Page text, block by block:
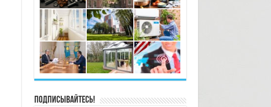
Подписывайтесь!